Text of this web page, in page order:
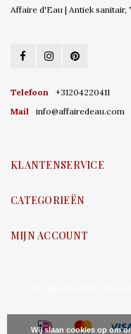
Affaire d'Eau | Antiek
Telefoon
+31204220411
Mail
info@affairedeau.com
KLANTENSERVICE
CATEGORIEËN
MIJN ACCOUNT
Wij slaan cookies op om